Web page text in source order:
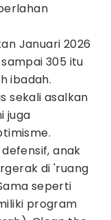
Januari 2026
305 itu
ibadah.
sekali asalkan
juga
anak
di 'ruang
seperti
program